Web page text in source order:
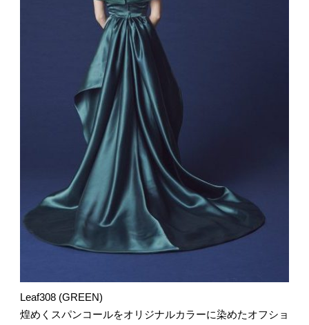
Leaf308 (GREEN)
煌めくスパンコールをオリジナルカラーに染めたオフショ